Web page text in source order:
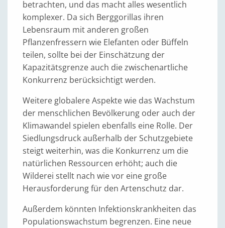
betrachten, und das macht alles wesentlich
komplexer. Da sich Berggorillas ihren
Lebensraum mit anderen großen
Pflanzenfressern wie Elefanten oder Büffeln
teilen, sollte bei der Einschätzung der
Kapazitätsgrenze auch die zwischenartliche
Konkurrenz berücksichtigt werden.
Weitere globalere Aspekte wie das Wachstum
der menschlichen Bevölkerung oder auch der
Klimawandel spielen ebenfalls eine Rolle. Der
Siedlungsdruck außerhalb der Schutzgebiete
steigt weiterhin, was die Konkurrenz um die
natürlichen Ressourcen erhöht; auch die
Wilderei stellt nach wie vor eine große
Herausforderung für den Artenschutz dar.
Außerdem könnten Infektionskrankheiten das
Populationswachstum begrenzen. Eine neue